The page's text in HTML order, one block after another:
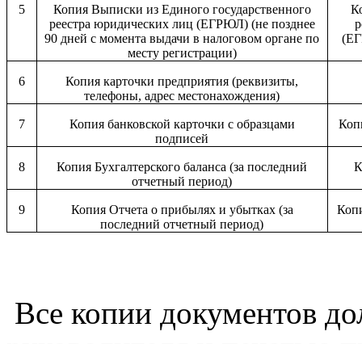
5
Копия Выписки из Единого государственного
реестра юридических лиц (ЕГРЮЛ) (не позднее
90 дней с момента выдачи в налоговом органе по
месту регистрации)
6
Копия карточки предприятия (реквизиты,
телефоны, адрес местонахождения)
7
Копия банковской карточки с образцами
подписей
8
Копия Бухгалтерского баланса (за последний
отчетный период)
9
Копия Отчета о прибылях и убытках (за
последний отчетный период)
Все копии документов